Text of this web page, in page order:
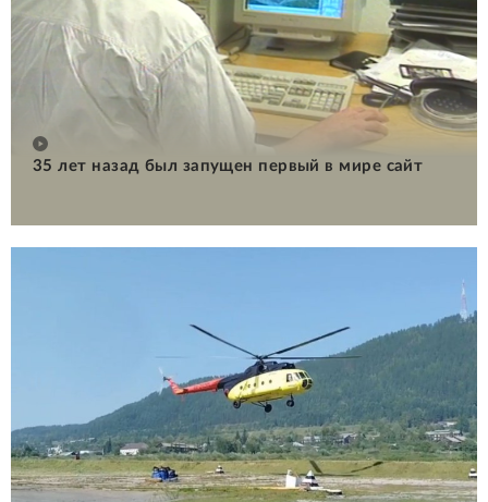
35 лет назад был запущен первый в мире сайт